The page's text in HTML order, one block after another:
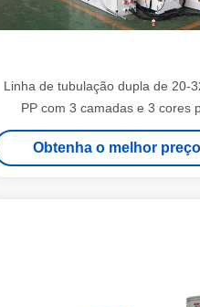
Linha de tubulação dupla de 20-
PP com 3 camadas e 3 cores
extrusores de parafuso único
SJ55-33 & SJ45-30
Obtenha o melhor preço